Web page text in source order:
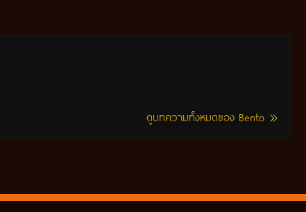
ดูบทความทั้งหมดของ Bento